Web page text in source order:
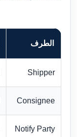
الطرف
Shipper
Consignee
Notify Party